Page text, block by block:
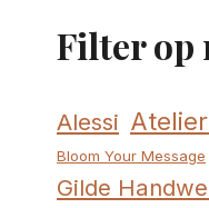
Filter op
Alessi
Bloom Your Message
Gilde